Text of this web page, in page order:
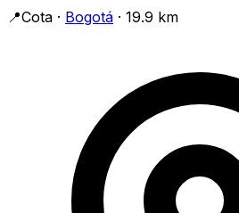
📍Cota · Bogotá · 19.9 km